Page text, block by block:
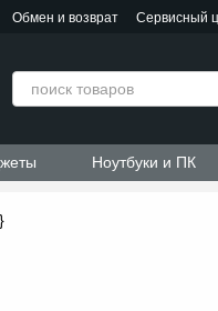
Обмен и возврат
Сервисный
Ноутбуки и ПК